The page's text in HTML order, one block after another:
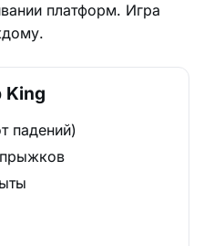
платформ. Игра
King
падений)